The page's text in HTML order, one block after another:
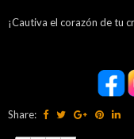
¡Cautiva el corazón de tu
Share: